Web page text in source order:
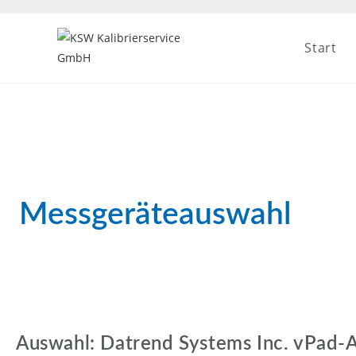
Start
Messgeräteauswahl
Auswahl: Datrend Systems Inc. vPad-